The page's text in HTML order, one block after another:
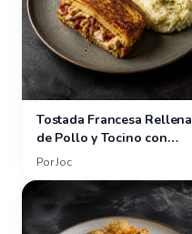
Tostada Francesa Rellena
de Pollo y Tocino con
Ensalada de Lechuga
PorJoc